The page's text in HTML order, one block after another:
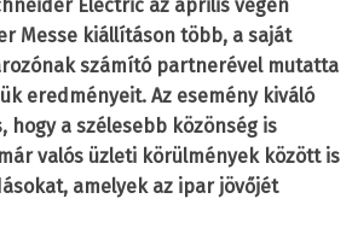
Electric az április végén
Messe kiállításon több, a saját
számító partnerével mutatta
eredményeit. Az esemény kiváló
hogy a szélesebb közönség is
valós üzleti körülmények között is
amelyek az ipar jövőjét